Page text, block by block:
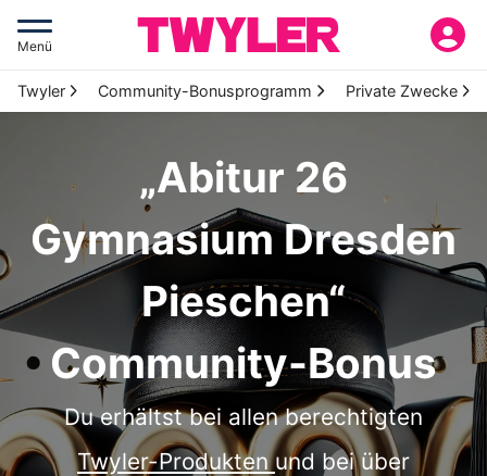
Menü
Twyler Community-Bonusprogramm Private Zwecke
„Abitur 26
Gymnasium Dresden
Pieschen“
Community-Bonus
Du erhältst bei allen berechtigten
Twyler-Produktenund bei über